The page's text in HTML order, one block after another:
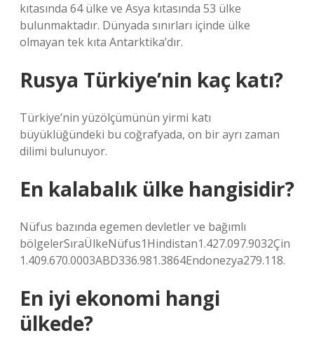
kıtasında 64 ülke ve Asya kıtasında 53 ülke
bulunmaktadır. Dünyada sınırları içinde ülke
olmayan tek kıta Antarktika’dır.
Rusya Türkiye’nin kaç katı?
Türkiye’nin yüzölçümünün yirmi katı
büyüklüğündeki bu coğrafyada, on bir ayrı zaman
dilimi bulunuyor.
En kalabalık ülke hangisidir?
Nüfus bazında egemen devletler ve bağımlı
bölgelerSıraÜlkeNüfus1Hindistan1.427.097.9032Çin
1.409.670.0003ABD336.981.3864Endonezya279.118.
En iyi ekonomi hangi
ülkede?